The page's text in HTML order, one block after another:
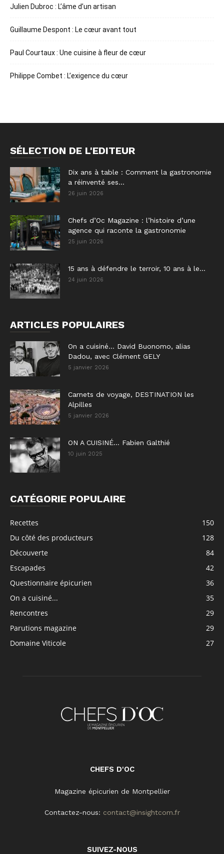
Julien Dubroc : L’âme d’un artisan
Guillaume Despont : Le cœur avant tout
Paul Courtaux : Une cuisine à fleur de cœur
Philippe Combet : L’exigence du cœur
SÉLECTION DE L'EDITEUR
Dix ans à table : Comment la gastronomie
a réinventé ses...
26 juin 2026
Chefs d’Oc Magazine : l’histoire d’une
agence qui raconte la gastronomie
25 juin 2026
15 ans à défendre le terroir, 10 ans à le...
24 juin 2026
ARTICLES POPULAIRES
On a cuisiné… David Buonomo, alias
Dadou, avec Clément GELY
5 janvier 2026
Carnets de voyage, DESTINATION les
Alpilles
5 janvier 2026
ON A CUISINÉ… Fabien Galthié
10 juin 2025
CATÉGORIE POPULAIRE
Recettes
150
Du côté des producteurs
128
Découverte
84
Escapades
42
Questionnaire épicurien
36
On a cuisiné...
35
Rencontres
29
Parutions magazine
29
Domaine Viticole
27
CHEFS D'OC
Magazine épicurien de Montpellier
Contactez-nous: contact@insightcom.fr
SUIVEZ-NOUS